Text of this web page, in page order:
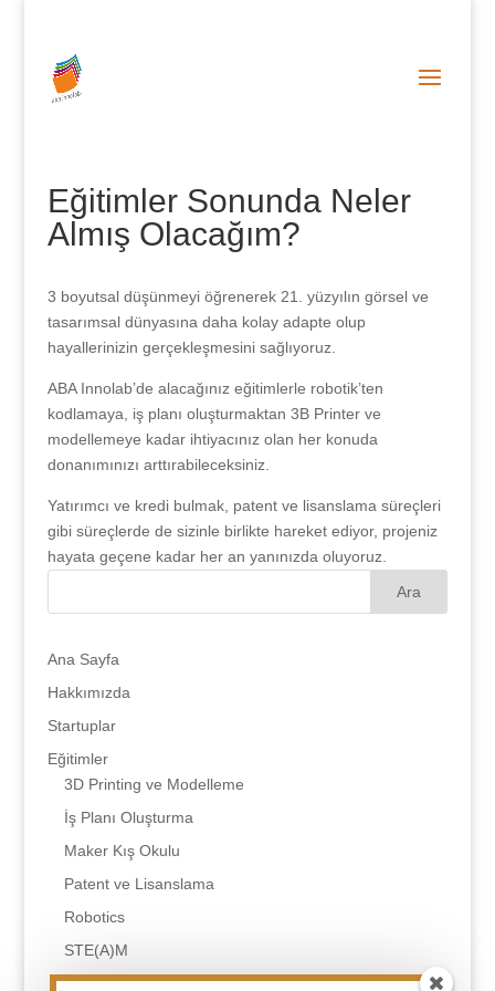
Eğitimler Sonunda Neler
Almış Olacağım?
3 boyutsal düşünmeyi öğrenerek 21. yüzyılın görsel ve
tasarımsal dünyasına daha kolay adapte olup
hayallerinizin gerçekleşmesini sağlıyoruz.
ABA Innolab’de alacağınız eğitimlerle robotik’ten
kodlamaya, iş planı oluşturmaktan 3B Printer ve
modellemeye kadar ihtiyacınız olan her konuda
donanımınızı arttırabileceksiniz.
Yatırımcı ve kredi bulmak, patent ve lisanslama süreçleri
gibi süreçlerde de sizinle birlikte hareket ediyor, projeniz
hayata geçene kadar her an yanınızda oluyoruz.
Ana Sayfa
Hakkımızda
Startuplar
Eğitimler
3D Printing ve Modelleme
İş Planı Oluşturma
Maker Kış Okulu
Patent ve Lisanslama
Robotics
STE(A)M
Tasarım Odaklı Düşünme